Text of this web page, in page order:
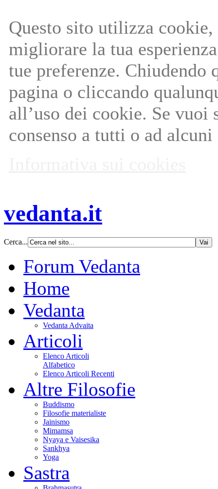
Questo sito utilizza
migliorare la tua
tue preferenze. Chiudendo
pagina o cliccando
all’uso dei cookie. Se vuoi
consenso a tutti o ad
vedanta.it
Cerca...
Forum Vedanta
Home
Vedanta
Vedanta Advaita
Articoli
Elenco Articoli
Alfabetico
Elenco Articoli Recenti
Altre Filosofie
Buddismo
Filosofie materialiste
Jainismo
Mimamsa
Nyaya e Vaisesika
Sankhya
Yoga
Sastra